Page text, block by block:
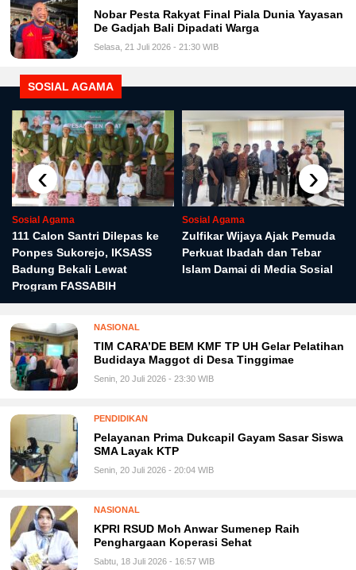
Nobar Pesta Rakyat Final Piala Dunia Yayasan
De Gadjah Bali Dipadati Warga
Selasa, 21 Juli 2026 - 21:30 WIB
SOSIAL AGAMA
Sosial Agama
111 Calon Santri Dilepas ke
Ponpes Sukorejo, IKSASS
Badung Bekali Lewat
Program FASSABIH
Sosial Agama
Zulfikar Wijaya Ajak Pemuda
Perkuat Ibadah dan Tebar
Islam Damai di Media Sosial
‹ ›
NASIONAL
TIM CARA’DE BEM KMF TP UH Gelar Pelatihan
Budidaya Maggot di Desa Tinggimae
Senin, 20 Juli 2026 - 23:30 WIB
PENDIDIKAN
Pelayanan Prima Dukcapil Gayam Sasar Siswa
SMA Layak KTP
Senin, 20 Juli 2026 - 20:04 WIB
NASIONAL
KPRI RSUD Moh Anwar Sumenep Raih
Penghargaan Koperasi Sehat
Sabtu, 18 Juli 2026 - 16:57 WIB